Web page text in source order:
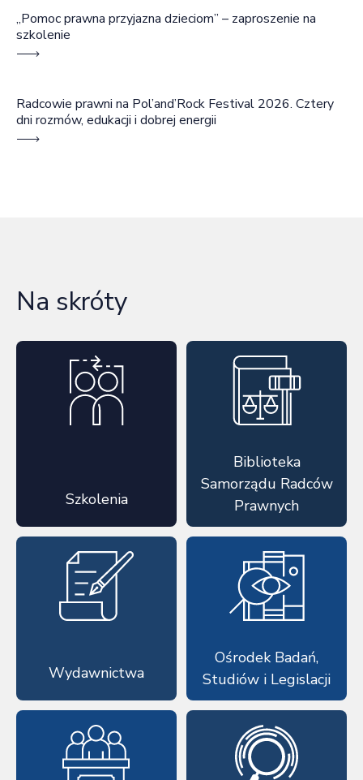
„Pomoc prawna przyjazna dzieciom” – zaproszenie na
szkolenie
Radcowie prawni na Pol’and’Rock Festival 2026. Cztery
dni rozmów, edukacji i dobrej energii
Na skróty
Szkolenia
Biblioteka
Samorządu Radców
Prawnych
Wydawnictwa
Ośrodek Badań,
Studiów i Legislacji